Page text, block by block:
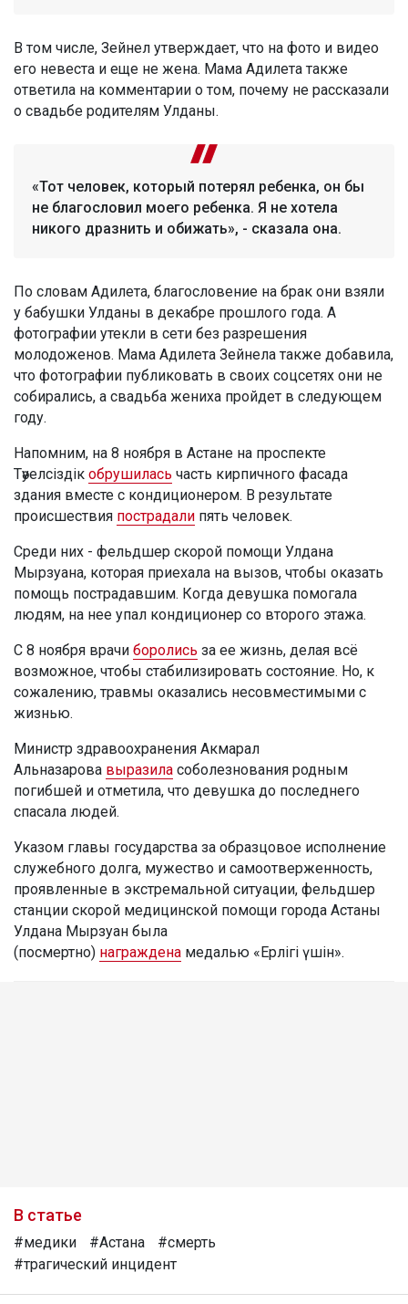
В том числе, Зейнел утверждает, что на фото и видео
его невеста и еще не жена. Мама Адилета также
ответила на комментарии о том, почему не рассказали
о свадьбе родителям Улданы.
«Тот человек, который потерял ребенка, он бы
не благословил моего ребенка. Я не хотела
никого дразнить и обижать», - сказала она.
По словам Адилета, благословение на брак они взяли
у бабушки Улданы в декабре прошлого года. А
фотографии утекли в сети без разрешения
молодоженов. Мама Адилета Зейнела также добавила,
что фотографии публиковать в своих соцсетях они не
собирались, а свадьба жениха пройдет в следующем
году.
Напомним, на 8 ноября в Астане на проспекте
Тәуелсіздік обрушилась часть кирпичного фасада
здания вместе с кондиционером. В результате
происшествия пострадали пять человек.
Среди них - фельдшер скорой помощи Улдана
Мырзуана, которая приехала на вызов, чтобы оказать
помощь пострадавшим. Когда девушка помогала
людям, на нее упал кондиционер со второго этажа.
С 8 ноября врачи боролись за ее жизнь, делая всё
возможное, чтобы стабилизировать состояние. Но, к
сожалению, травмы оказались несовместимыми с
жизнью.
Министр здравоохранения Акмарал
Альназарова выразила соболезнования родным
погибшей и отметила, что девушка до последнего
спасала людей.
Указом главы государства за образцовое исполнение
служебного долга, мужество и самоотверженность,
проявленные в экстремальной ситуации, фельдшер
станции скорой медицинской помощи города Астаны
Улдана Мырзуан была
(посмертно) награждена медалью «Ерлігі үшін».
В статье
#медики #Астана
#смерть
#трагический инцидент